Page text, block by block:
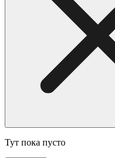
Тут пока пусто